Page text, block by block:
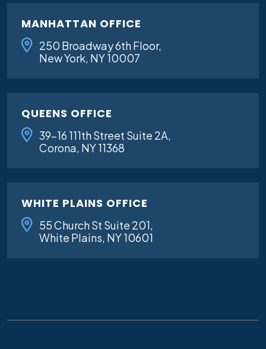
MANHATTAN OFFICE
250 Broadway 6th Floor,
New York, NY 10007
QUEENS OFFICE
39-16 111th Street Suite 2A,
Corona, NY 11368
WHITE PLAINS OFFICE
55 Church St Suite 201,
White Plains, NY 10601